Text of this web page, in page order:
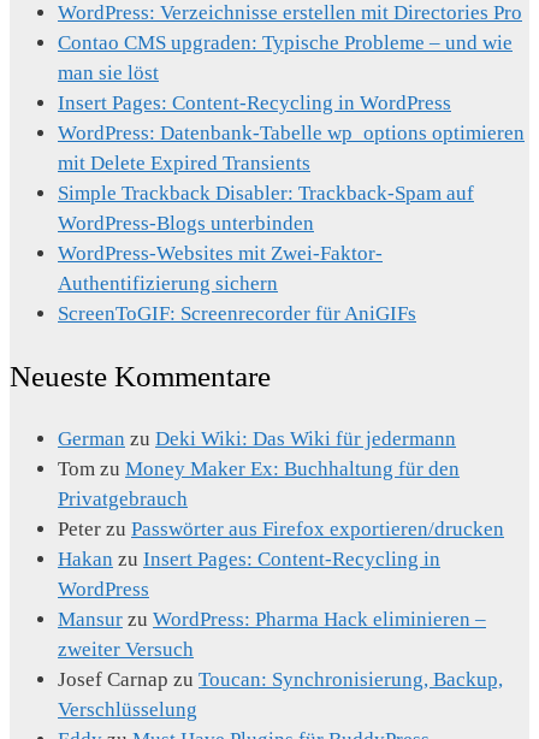
WordPress: Verzeichnisse erstellen mit Directories Pro
Contao CMS upgraden: Typische Probleme – und wie
man sie löst
Insert Pages: Content-Recycling in WordPress
WordPress: Datenbank-Tabelle wp_options optimieren
mit Delete Expired Transients
Simple Trackback Disabler: Trackback-Spam auf
WordPress-Blogs unterbinden
WordPress-Websites mit Zwei-Faktor-
Authentifizierung sichern
ScreenToGIF: Screenrecorder für AniGIFs
Neueste Kommentare
German zu Deki Wiki: Das Wiki für jedermann
Tom zu Money Maker Ex: Buchhaltung für den
Privatgebrauch
Peter zu Passwörter aus Firefox exportieren/drucken
Hakan zu Insert Pages: Content-Recycling in
WordPress
Mansur zu WordPress: Pharma Hack eliminieren –
zweiter Versuch
Josef Carnap zu Toucan: Synchronisierung, Backup,
Verschlüsselung